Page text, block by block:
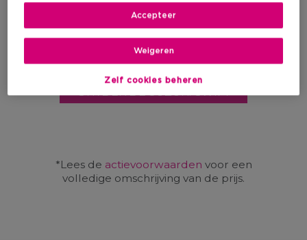
4. De winnaar zal vanaf 08/06
gecontacteerd worden via mail
(marketing@iciparisxl.be), hou je mailbox
en spam dus in het oog!
ONTDEK DE SUZUKI SWIFT
*Lees de actievoorwaarden voor een
volledige omschrijving van de prijs.
Zelf cookies beheren
Weigeren
Accepteer